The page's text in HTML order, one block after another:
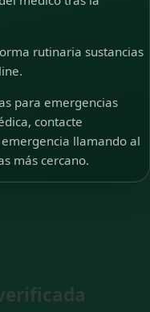
rutinaria sustancias
para emergencias
contacte
llamando al
más cercano.